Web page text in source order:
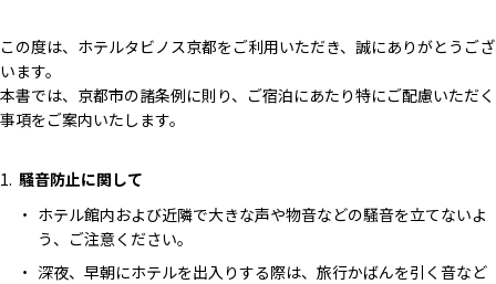
この度は、ホテルタビノス京都をご利用いただき、誠にありがとうござ
います。
本書では、京都市の諸条例に則り、ご宿泊にあたり特にご配慮いただく
事項をご案内いたします。
騒音防止に関して
ホテル館内および近隣で大きな声や物音などの騒音を立てないよ
う、ご注意ください。
深夜、早朝にホテルを出入りする際は、旅行かばんを引く音など